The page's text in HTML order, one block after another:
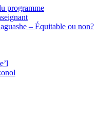
programme
– Équitable ou non?